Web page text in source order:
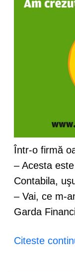
Într-o firmă
– Acesta
Contabila,
– Vai, ce m-
Garda
Citeste